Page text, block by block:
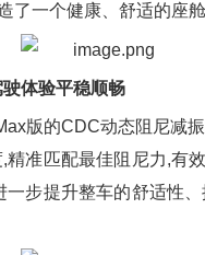
了一个健康、舒适的座舱
体验平稳顺畅
版的CDC动态阻尼减振
准匹配最佳阻尼力,有
步提升整车的舒适性